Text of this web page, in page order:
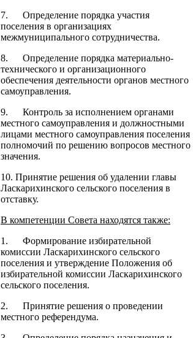
7. Определение порядка участия
поселения в организациях
межмуниципального сотрудничества.
8. Определение порядка материально-
технического и организационного
обеспечения деятельности органов местного
самоуправления.
9. Контроль за исполнением органами
местного самоуправления и должностными
лицами местного самоуправления поселения
полномочий по решению вопросов местного
значения.
10. Принятие решения об удалении главы
Ласкарихинского сельского поселения в
отставку.
В компетенции Совета находятся также:
1. Формирование избирательной
комиссии Ласкарихинского сельского
поселения и утверждение Положения об
избирательной комиссии Ласкарихинского
сельского поселения.
2. Принятие решения о проведении
местного референдума.